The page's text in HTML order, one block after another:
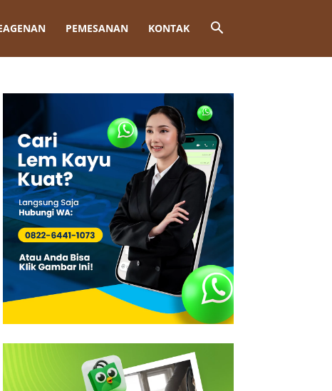
PEMESANAN KONTAK